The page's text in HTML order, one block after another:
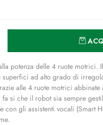
potenza delle 4 ruote motrici.
ad alto grado di
alle 4 ruote motrici
si che il robot sia sempre
gli assistenti vocali (Smart